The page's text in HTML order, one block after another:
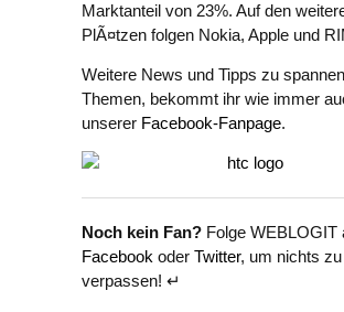
Marktanteil von 23%. Auf den
PlÃ¤tzen folgen Nokia, Apple und
Weitere News und Tipps zu
Themen, bekommt ihr wie immer
unserer Facebook-Fanpage.
Noch kein Fan? Folge WEBLOGIT
Facebook oder Twitter, um nichts zu
verpassen! ↵